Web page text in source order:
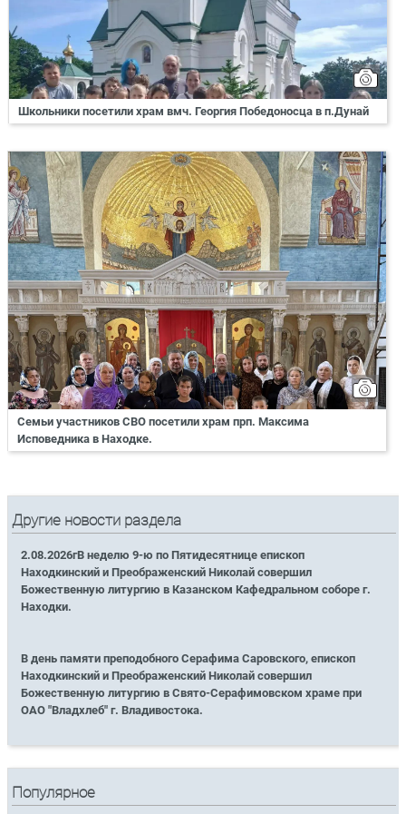
Школьники посетили храм вмч. Георгия Победоносца в п.Дунай
Семьи участников СВО посетили храм прп. Максима
Исповедника в Находке.
Другие новости раздела
2.08.2026гВ неделю 9-ю по Пятидесятнице епископ
Находкинский и Преображенский Николай совершил
Божественную литургию в Казанском Кафедральном соборе г.
Находки.
В день памяти преподобного Серафима Саровского, епископ
Находкинский и Преображенский Николай совершил
Божественную литургию в Свято-Серафимовском храме при
ОАО "Владхлеб" г. Владивостока.
Популярное